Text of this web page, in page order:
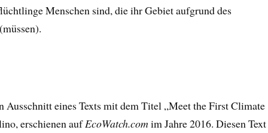
Menschen sind, die ihr Gebiet aufgrund des
Ausschnitt eines Texts mit dem Titel „Meet the First Climate
erschienen aufEcoWatch.comim Jahre 2016. Diesen Text